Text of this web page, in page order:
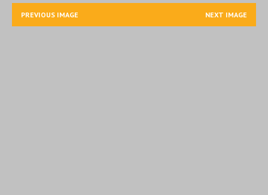
PREVIOUS IMAGE NEXT IMAGE